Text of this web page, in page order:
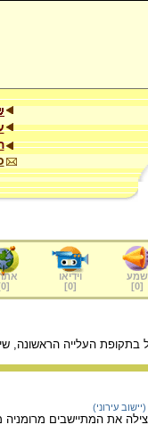
שמע
[
0
]
וידיאו
[
0
]
[
0
העלייה הראשונה,
עירוני)